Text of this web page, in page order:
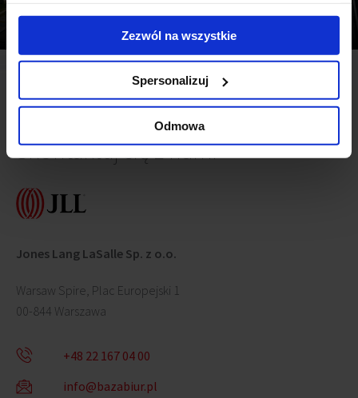
Zezwól na wszystkie
Spersonalizuj
Odmowa
Rynek inwestycyjny w regionie Europy Środkowo-Wschodniej, I poł. 2025 r. Office Market Landscape | Region Europy Środkowo-Wschodniej w I poł. 2025 r.
Skontaktuj się z nami
Jones Lang LaSalle Sp. z o.o.
Warsaw Spire, Plac Europejski 1
00-844 Warszawa
+48 22 167 04 00
info@bazabiur.pl